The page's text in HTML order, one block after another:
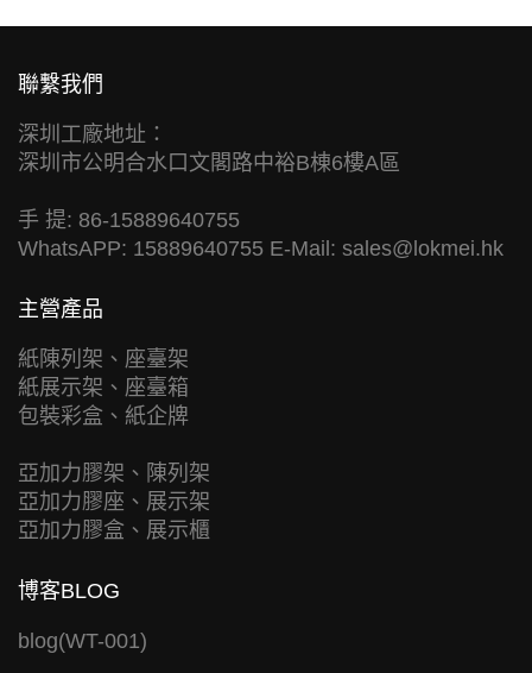
聯繫我們
深圳工廠地址：
深圳市公明合水口文閣路中裕B棟6樓A區
手 提: 86-15889640755
WhatsAPP: 15889640755 E-Mail: sales@lokmei.hk
主營產品
紙陳列架、座臺架
紙展示架、座臺箱
包裝彩盒、紙企牌
亞加力膠架、陳列架
亞加力膠座、展示架
亞加力膠盒、展示櫃
博客BLOG
blog(WT-001)